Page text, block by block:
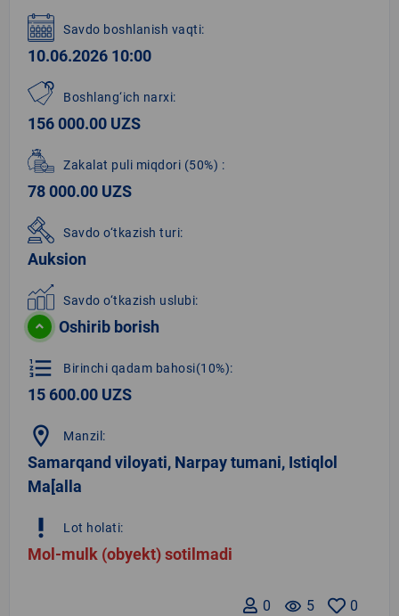
Savdo boshlanish vaqti:
10.06.2026 10:00
Boshlang‘ich narxi:
156 000.00 UZS
Zakalat puli miqdori (50%) :
78 000.00 UZS
Savdo o‘tkazish turi:
Auksion
Savdo o‘tkazish uslubi:
Oshirib borish
format_list_numbered Birinchi qadam bahosi(10%):
15 600.00 UZS
location_on Manzil:
Samarqand viloyati, Narpay tumani, Istiqlol
Ma[alla
priority_high Lot holati:
Mol-mulk (obyekt) sotilmadi
0
remove_red_eye 5
0